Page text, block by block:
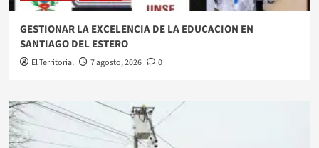
GESTIONAR LA EXCELENCIA DE LA EDUCACION EN
SANTIAGO DEL ESTERO
El Territorial 7 agosto, 2026 0